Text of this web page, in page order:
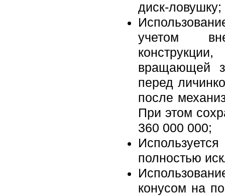
диск-ловушку;
учетом
вращающей
перед
после
При этом
360 000 000;
полностью
конусом на